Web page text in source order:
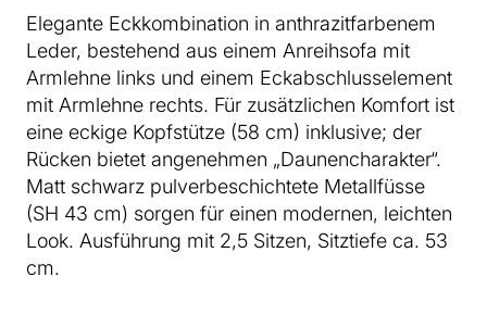
Elegante Eckkombination in anthrazitfarbenem
Leder, bestehend aus einem Anreihsofa mit
Armlehne links und einem Eckabschlusselement
mit Armlehne rechts. Für zusätzlichen Komfort ist
eine eckige Kopfstütze (58 cm) inklusive; der
Rücken bietet angenehmen „Daunencharakter“.
Matt schwarz pulverbeschichtete Metallfüsse
(SH 43 cm) sorgen für einen modernen, leichten
Look. Ausführung mit 2,5 Sitzen, Sitztiefe ca. 53
cm.